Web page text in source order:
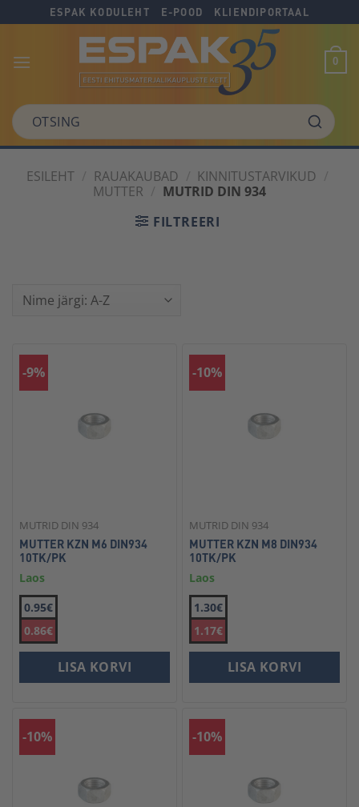
to
to
to
ESPAK KODULEHT E-POOD KLIENDIPORTAAL
OTSING
0
ESILEHT / RAUAKAUBAD / KINNITUSTARVIKUD /
MUTTER / MUTRID DIN 934
FILTREERI
-9%
MUTRID DIN 934
MUTTER KZN M6 DIN934
10TK/PK
Laos
0.95€
0.86€
LISA KORVI
-10%
MUTRID DIN 934
MUTTER KZN M8 DIN934
10TK/PK
Laos
1.30€
1.17€
LISA KORVI
-10% -10%